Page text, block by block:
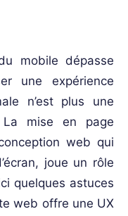
mobile dépasse
une expérience
n’est plus une
mise en page
web qui
joue un rôle
quelques astuces
web offre une UX